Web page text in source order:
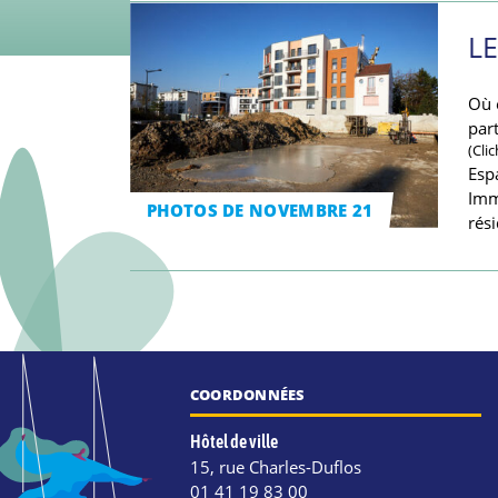
PHOTOS DE NOVEMBRE 21
Où
COORDONNÉES
Hôtel de ville
15, rue Charles-Duflos
01 41 19 83 00